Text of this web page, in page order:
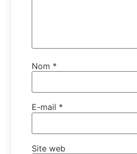
Nom *
E-mail *
Site web